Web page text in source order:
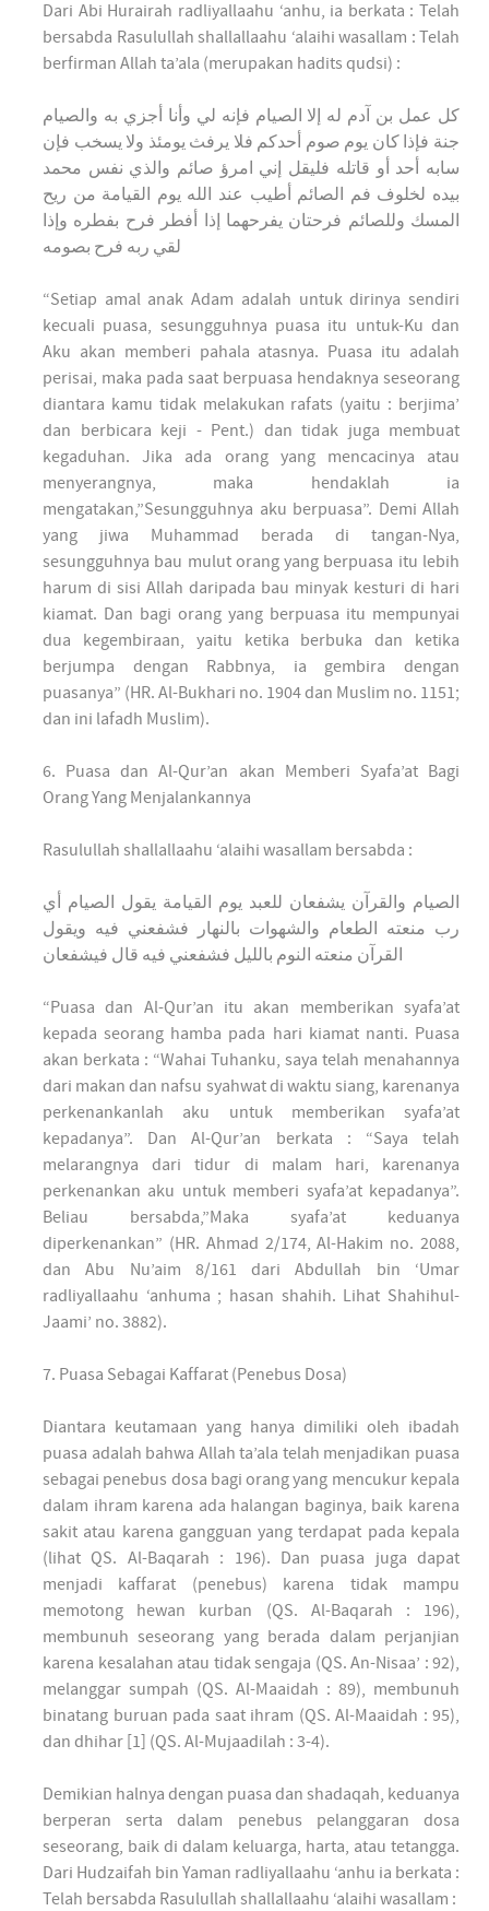
Dari Abi Hurairah radliyallaahu ‘anhu, ia berkata : Telah
bersabda Rasulullah shallallaahu ‘alaihi wasallam : Telah
berfirman Allah ta’ala (merupakan hadits qudsi) :
كل عمل بن آدم له إلا الصيام فإنه لي وأنا أجزي به والصيام
جنة فإذا كان يوم صوم أحدكم فلا يرفث يومئذ ولا يسخب فإن
سابه أحد أو قاتله فليقل إني امرؤ صائم والذي نفس محمد
بيده لخلوف فم الصائم أطيب عند الله يوم القيامة من ريح
المسك وللصائم فرحتان يفرحهما إذا أفطر فرح بفطره وإذا
لقي ربه فرح بصومه
“Setiap amal anak Adam adalah untuk dirinya sendiri
kecuali puasa, sesungguhnya puasa itu untuk-Ku dan
Aku akan memberi pahala atasnya. Puasa itu adalah
perisai, maka pada saat berpuasa hendaknya seseorang
diantara kamu tidak melakukan rafats (yaitu : berjima’
dan berbicara keji - Pent.) dan tidak juga membuat
kegaduhan. Jika ada orang yang mencacinya atau
menyerangnya, maka hendaklah ia
mengatakan,”Sesungguhnya aku berpuasa”. Demi Allah
yang jiwa Muhammad berada di tangan-Nya,
sesungguhnya bau mulut orang yang berpuasa itu lebih
harum di sisi Allah daripada bau minyak kesturi di hari
kiamat. Dan bagi orang yang berpuasa itu mempunyai
dua kegembiraan, yaitu ketika berbuka dan ketika
berjumpa dengan Rabbnya, ia gembira dengan
puasanya” (HR. Al-Bukhari no. 1904 dan Muslim no. 1151;
dan ini lafadh Muslim).
6. Puasa dan Al-Qur’an akan Memberi Syafa’at Bagi
Orang Yang Menjalankannya
Rasulullah shallallaahu ‘alaihi wasallam bersabda :
الصيام والقرآن يشفعان للعبد يوم القيامة يقول الصيام أي
رب منعته الطعام والشهوات بالنهار فشفعني فيه ويقول
القرآن منعته النوم بالليل فشفعني فيه قال فيشفعان
“Puasa dan Al-Qur’an itu akan memberikan syafa’at
kepada seorang hamba pada hari kiamat nanti. Puasa
akan berkata : “Wahai Tuhanku, saya telah menahannya
dari makan dan nafsu syahwat di waktu siang, karenanya
perkenankanlah aku untuk memberikan syafa’at
kepadanya”. Dan Al-Qur’an berkata : “Saya telah
melarangnya dari tidur di malam hari, karenanya
perkenankan aku untuk memberi syafa’at kepadanya”.
Beliau bersabda,”Maka syafa’at keduanya
diperkenankan” (HR. Ahmad 2/174, Al-Hakim no. 2088,
dan Abu Nu’aim 8/161 dari Abdullah bin ‘Umar
radliyallaahu ‘anhuma ; hasan shahih. Lihat Shahihul-
Jaami’ no. 3882).
7. Puasa Sebagai Kaffarat (Penebus Dosa)
Diantara keutamaan yang hanya dimiliki oleh ibadah
puasa adalah bahwa Allah ta’ala telah menjadikan puasa
sebagai penebus dosa bagi orang yang mencukur kepala
dalam ihram karena ada halangan baginya, baik karena
sakit atau karena gangguan yang terdapat pada kepala
(lihat QS. Al-Baqarah : 196). Dan puasa juga dapat
menjadi kaffarat (penebus) karena tidak mampu
memotong hewan kurban (QS. Al-Baqarah : 196),
membunuh seseorang yang berada dalam perjanjian
karena kesalahan atau tidak sengaja (QS. An-Nisaa’ : 92),
melanggar sumpah (QS. Al-Maaidah : 89), membunuh
binatang buruan pada saat ihram (QS. Al-Maaidah : 95),
dan dhihar [1] (QS. Al-Mujaadilah : 3-4).
Demikian halnya dengan puasa dan shadaqah, keduanya
berperan serta dalam penebus pelanggaran dosa
seseorang, baik di dalam keluarga, harta, atau tetangga.
Dari Hudzaifah bin Yaman radliyallaahu ‘anhu ia berkata :
Telah bersabda Rasulullah shallallaahu ‘alaihi wasallam :